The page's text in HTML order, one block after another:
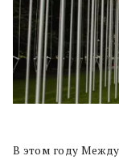
В этом году